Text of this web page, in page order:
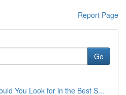
Report Page
Go
You Look for in the Best S...